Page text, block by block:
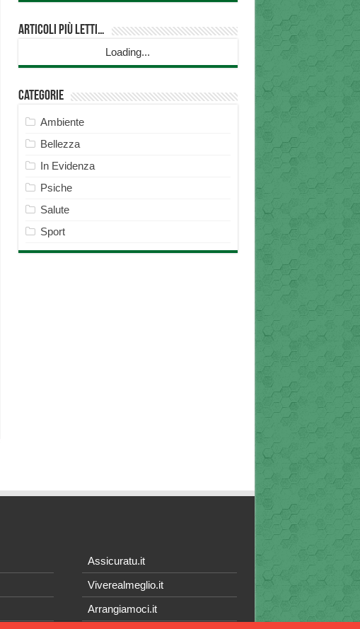
Articoli più Letti…
Loading...
Categorie
Ambiente
Bellezza
In Evidenza
Psiche
Salute
Sport
Assicuratu.it
Viverealmeglio.it
Arrangiamoci.it